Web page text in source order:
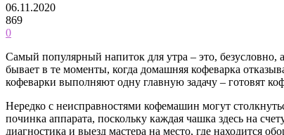
06.11.2020
869
0
Самый популярный напиток для утра – это,
бывает в те моменты, когда домашняя кофеварка
кофеварки выполняют одну главную задачу – готовят
Нередко с неисправностями кофемашин могут
починка аппарата, поскольку каждая чашка здесь на
диагностика и выезд мастера на место, где находится